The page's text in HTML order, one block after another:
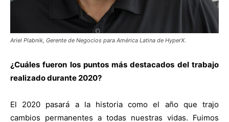
Ariel Plabnik, Gerente de Negocios para América Latina de HyperX.
¿Cuáles fueron los puntos más destacados del trabajo
realizado durante 2020?
El 2020 pasará a la historia como el año que trajo
cambios permanentes a todas nuestras vidas. Fuimos